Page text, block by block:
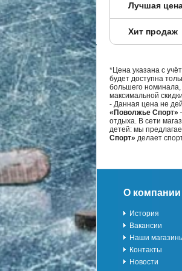
Лучшая
Хит продаж
*Цена указана с
будет доступна
большего номинала,
максимальной
- Данная цена не
«Поволжье Спорт»
отдыха. В сети
детей: мы
Спорт» делает
О компании
История
Вакансии
Наши
Контакты
Новости